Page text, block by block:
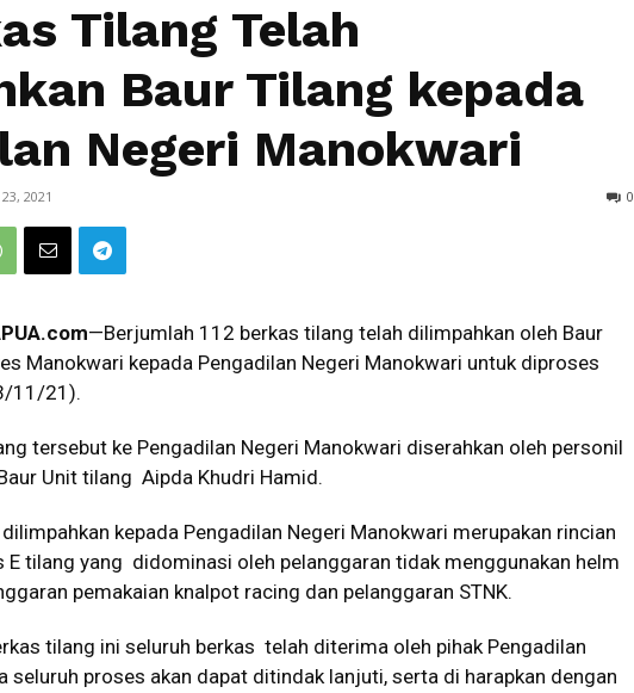
Tilang Telah
Baur Tilang kepada
Negeri Manokwari
2021 0
—Berjumlah 112 berkas tilang telah dilimpahkan oleh Baur
Manokwari kepada Pengadilan Negeri Manokwari untuk diproses
11/21).
tersebut ke Pengadilan Negeri Manokwari diserahkan oleh personil
Unit tilang Aipda Khudri Hamid.
kepada Pengadilan Negeri Manokwari merupakan rincian
E tilang yang didominasi oleh pelanggaran tidak menggunakan helm
pemakaian knalpot racing dan pelanggaran STNK.
tilang ini seluruh berkas telah diterima oleh pihak Pengadilan
seluruh proses akan dapat ditindak lanjuti, serta di harapkan dengan